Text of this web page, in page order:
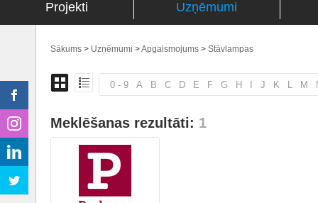
Projekti Uzņēmumi
Sākums > Uzņēmumi >Apgaismojums > Stāvlampas
0 - 9 A B C D E F G H J K L M
Meklēšanas rezultāti: 1